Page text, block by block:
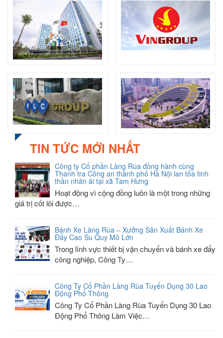
TIN TỨC MỚI NHẤT
Công ty Cổ phần Làng Rùa đồng hành cùng
Thanh tra Công an thành phố Hà Nội lan tỏa tinh
thần nhân ái tại xã Tam Hưng
Hoạt động vì cộng đồng luôn là một trong những
giá trị cốt lõi được…
Bánh Xe Làng Rùa – Xưởng Sản Xuất Bánh Xe
Đẩy Cao Su Quy Mô Lớn
Trong lĩnh vực thiết bị vận chuyển và bánh xe đẩy
công nghiệp, Công Ty…
Công Ty Cổ Phần Làng Rùa Tuyển Dụng 30 Lao
Động Phổ Thông
Công Ty Cổ Phần Làng Rùa Tuyển Dụng 30 Lao
Động Phổ Thông Làm Việc…